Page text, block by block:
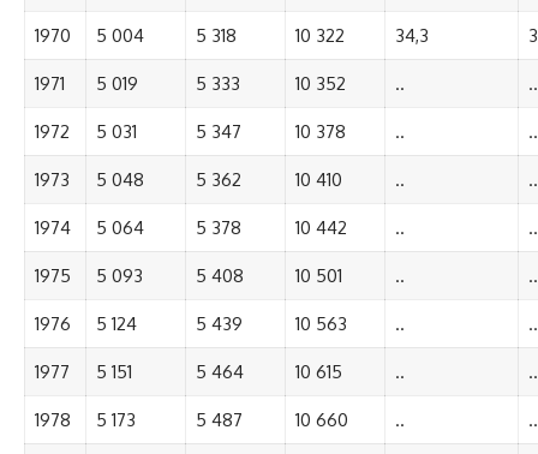
1970 5 004 5 318 10 322 34,3
1971 5 019 5 333 10 352 .. ..
1972 5 031 5 347 10 378 .. ..
1973 5 048 5 362 10 410 .. ..
1974 5 064 5 378 10 442 .. ..
1975 5 093 5 408 10 501 .. ..
1976 5 124 5 439 10 563 .. ..
1977 5 151 5 464 10 615 .. ..
1978 5 173 5 487 10 660 .. ..